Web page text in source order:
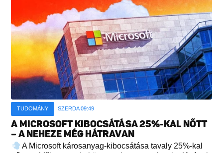
TUDOMÁNY SZERDA 09:49
A MICROSOFT KIBOCSÁTÁSA 25%-KAL NŐTT
– A NEHEZE MÉG HÁTRAVAN
A Microsoft károsanyag-kibocsátása tavaly 25%-kal